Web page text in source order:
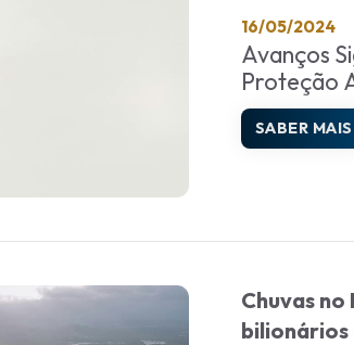
16/05/2024
Avanços
Proteção
SABER MAIS
Chuvas no
bilionários